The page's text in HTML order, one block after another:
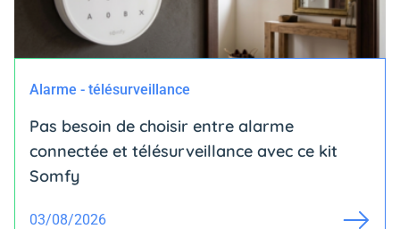
Alarme - télésurveillance
Pas besoin de choisir entre alarme
connectée et télésurveillance avec ce kit
Somfy
03/08/2026